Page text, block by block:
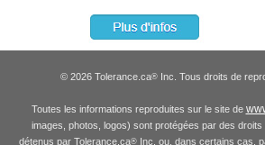
© 2026 Tolerance.ca®Inc. Tous droits de
Toutes les informations reproduites sur le site de
images, photos, logos) sont protégées par des droits
détenus par Tolerance.ca® Inc. ou, dans certains cas,